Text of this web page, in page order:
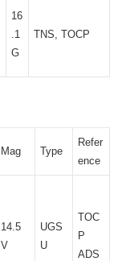
16
.1
G
TNS, TOCP
Mag Type
Refer
ence
14.5
V
UGS
U
TOC
P
ADS